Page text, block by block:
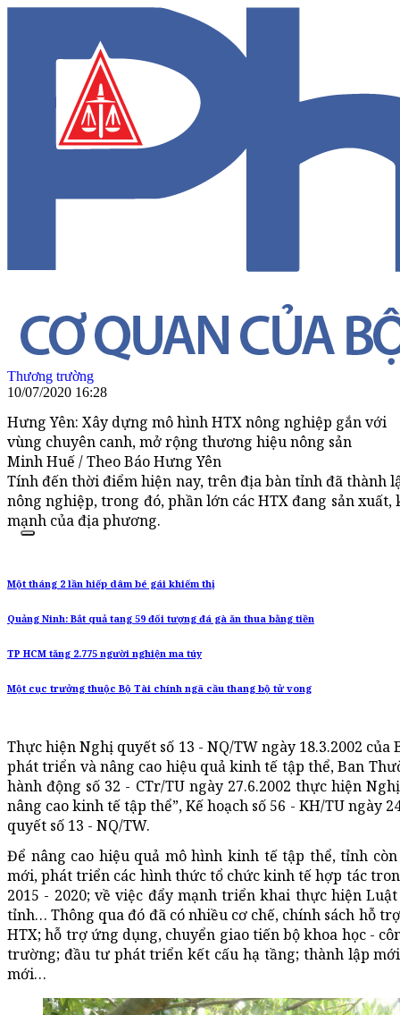
Thương trường
10/07/2020 16:28
Hưng Yên: Xây dựng mô hình HTX nông nghiệp gắn với
vùng chuyên canh, mở rộng thương hiệu nông sản
Minh Huế / Theo Báo Hưng Yên
Tính đến thời điểm hiện nay, trên địa bàn tỉnh đã thành
nông nghiệp, trong đó, phần lớn các HTX đang sản
mạnh của địa phương.
Một tháng 2 lần hiếp dâm bé gái khiếm thị
Quảng Ninh: Bắt quả tang 59 đối tượng đá gà ăn thua bằng tiền
TP HCM tăng 2.775 người nghiện ma túy
Một cục trưởng thuộc Bộ Tài chính ngã cầu thang bộ tử vong
Thực hiện Nghị quyết số 13 - NQ/TW ngày 18.3.2002
phát triển và nâng cao hiệu quả kinh tế tập thể, Ban
hành động số 32 - CTr/TU ngày 27.6.2002 thực hiện
nâng cao kinh tế tập thể”, Kế hoạch số 56 - KH/TU ngày
quyết số 13 - NQ/TW.
Để nâng cao hiệu quả mô hình kinh tế tập thể, tỉnh
mới, phát triển các hình thức tổ chức kinh tế hợp tác
2015 - 2020; về việc đẩy mạnh triển khai thực hiện
tỉnh… Thông qua đó đã có nhiều cơ chế, chính sách hỗ
HTX; hỗ trợ ứng dụng, chuyển giao tiến bộ khoa học -
trường; đầu tư phát triển kết cấu hạ tầng; thành lập
mới…